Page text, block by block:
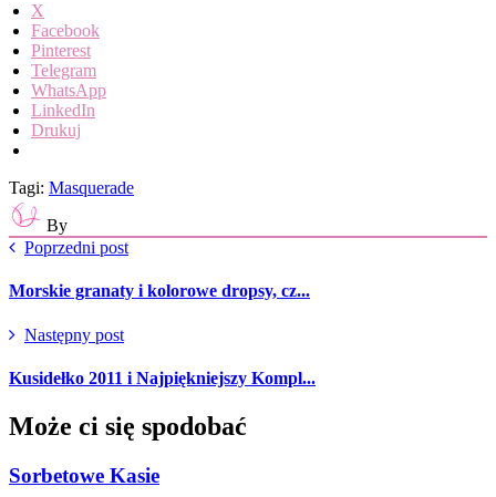
X
Facebook
Pinterest
Telegram
WhatsApp
LinkedIn
Drukuj
Tagi: Masquerade
By
Poprzedni post
Morskie granaty i kolorowe dropsy, cz...
Następny post
Kusidełko 2011 i Najpiękniejszy Kompl...
Może ci się spodobać
Sorbetowe Kasie